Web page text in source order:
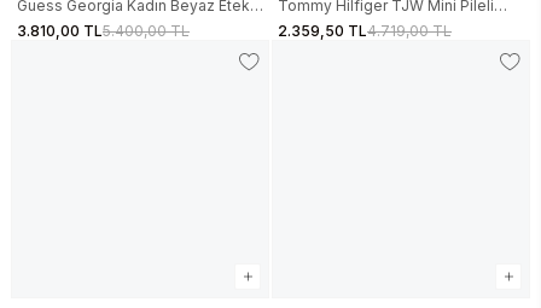
Guess Georgia Kadın Beyaz Etek
V6RD00KD852-G1O6
3.810,00 TL5.400,00 TL
Tommy Hilfiger TJW Mini Pileli
Kadın Bej Etek DW0DW22065ABY
2.359,50 TL4.719,00 TL